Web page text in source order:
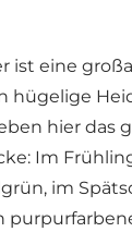
ist eine
hügelige
hier das
Im
im